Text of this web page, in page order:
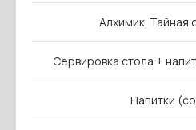
Алхимик. Тайная
Сервировка стола +
Напитки